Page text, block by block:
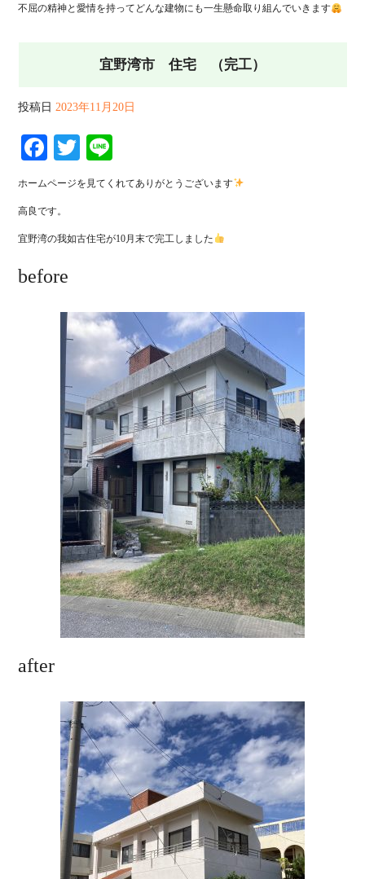
不屈の精神と愛情を持ってどんな建物にも一生懸命取り組んでいきます
宜野湾市 住宅 （完工）
投稿日 2023年11月20日
Facebook
Twitter
ホームページを見てくれてありがとうございます
高良です。
宜野湾の我如古住宅が10月末で完工しました
before
after